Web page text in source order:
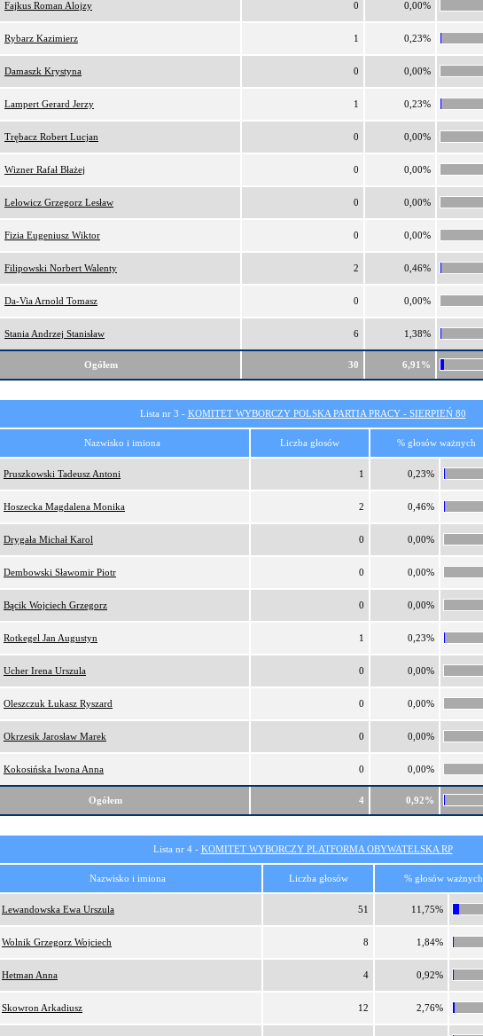
Fajkus Roman Alojzy 0 0,00%
Rybarz Kazimierz 1 0,23%
Damaszk Krystyna 0 0,00%
Lampert Gerard Jerzy 1 0,23%
Trębacz Robert Lucjan 0 0,00%
Wizner Rafał Błażej 0 0,00%
Lelowicz Grzegorz Lesław 0 0,00%
Fizia Eugeniusz Wiktor 0 0,00%
Filipowski Norbert Walenty 2 0,46%
Da-Via Arnold Tomasz 0 0,00%
Stania Andrzej Stanisław 6 1,38%
Ogółem 30 6,91%
Lista nr 3 - KOMITET WYBORCZY POLSKA PARTIA PRACY - SIERPIEŃ 80
Nazwisko i imiona Liczba głosów % głosów ważnych
Pruszkowski Tadeusz Antoni 1 0,23%
Hoszecka Magdalena Monika 2 0,46%
Drygała Michał Karol 0 0,00%
Dembowski Sławomir Piotr 0 0,00%
Bącik Wojciech Grzegorz 0 0,00%
Rotkegel Jan Augustyn 1 0,23%
Ucher Irena Urszula 0 0,00%
Oleszczuk Łukasz Ryszard 0 0,00%
Okrzesik Jarosław Marek 0 0,00%
Kokosińska Iwona Anna 0 0,00%
Ogółem 4 0,92%
Lista nr 4 - KOMITET WYBORCZY PLATFORMA OBYWATELSKA RP
Nazwisko i imiona Liczba głosów % głosów ważnych
Lewandowska Ewa Urszula 51 11,75%
Wolnik Grzegorz Wojciech 8 1,84%
Hetman Anna 4 0,92%
Skowron Arkadiusz 12 2,76%